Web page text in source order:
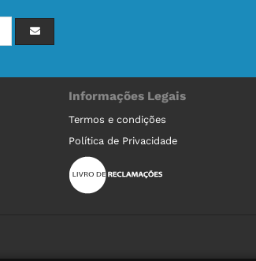
Informações Legais
Termos e condições
Política de Privacidade